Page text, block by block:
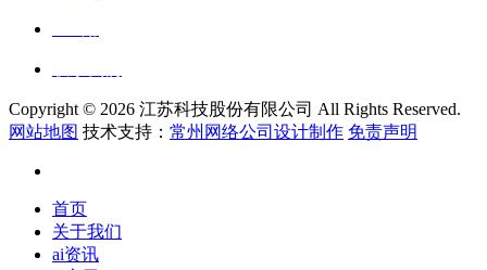
Copyright © 2026 江苏科技股份有限公司 All Rights Reserved.
网站地图 技术支持： 常州网络公司设计制作 免责声明
首页
关于我们
ai资讯